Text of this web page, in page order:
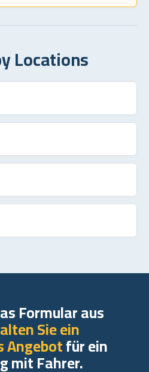
Locations
Formular aus
Sie ein
Angebotfür ein
mit Fahrer.